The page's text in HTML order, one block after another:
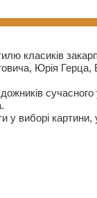
класиків
Юрія
у виборі картини,